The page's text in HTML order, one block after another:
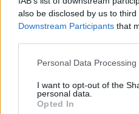
also be disclosed by us to
Downstream Participants that
Personal Data
I want to opt-out of the
personal data.
Opted In
Žinios | Lietuvos diena
32 laipsnių šilumos
Žinios | Orai